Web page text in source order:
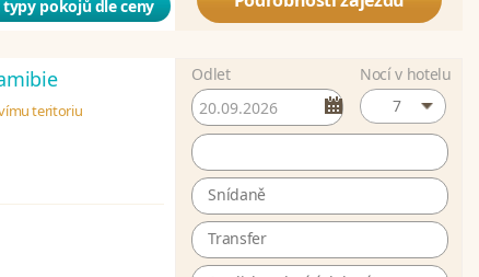
pokojů dle ceny
teritoriu
Odlet
Nocí v hotelu
7
Snídaně
Transfer